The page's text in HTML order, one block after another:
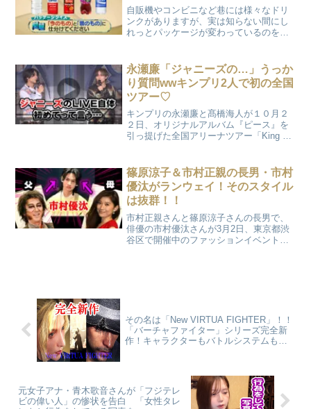
自販機やコンビニなど巷には様々なドリ
ンクがありますが、実は知らない間にし
れっとパッケージが変わっているのをご
のドリンクのパッケージが「今」か
「昔」か？仕分けられますか？
永瀬廉「ジャニーズの…」うっか
り質問wwキンプリ2人で初の全国
ツアー♡
キンプリの永瀬廉と髙橋海人が１０月２
２日、オリジナルアルバム『ピース』を
引っ提げた全国アリーナツアー「King ＆
ディアに公開されました！
篠原涼子＆市村正親の長男・市村
優汰がランウェイ！そのスタイル
は抜群！！
市村正親さんと篠原涼子さんの長男で、
俳優の市村優汰さんが3月2日、東京都渋
谷区で開催中のファッションイベント
その名は「New VIRTUA FIGHTER」！！
「バーチャファイター」シリーズ完全新
作！キャラクターもバトルシステムも全
元女子アナ・青木歌音さんが「フジテレ
ビの偉い人」の惨状を告白 「女性タレ